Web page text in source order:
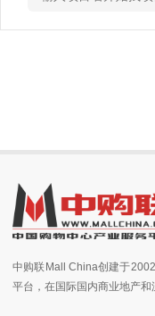
中购联Mall China创建于
平台，在国际国内商业地产和